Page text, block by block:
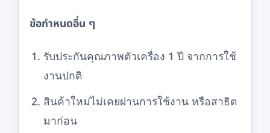
ข้อกำหนดอื่น ๆ
รับประกันคุณภาพตัวเครื่อง 1 ปี จากการใช้
งานปกติ
สินค้าใหม่ไม่เคยผ่านการใช้งาน หรือสาธิต
มาก่อน